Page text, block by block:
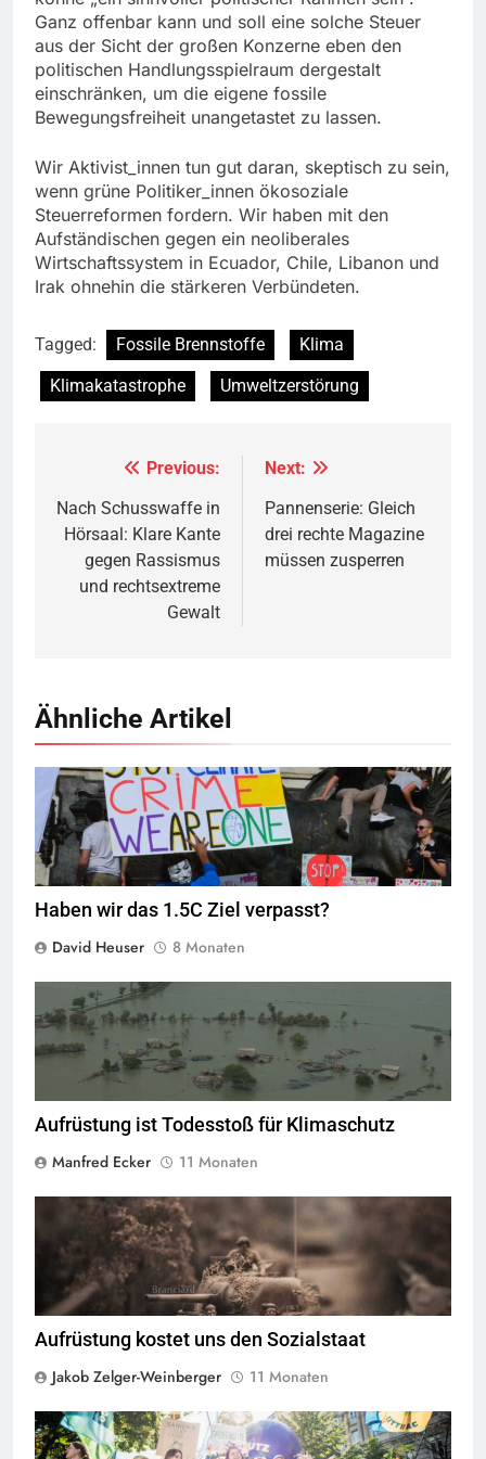
Ganz offenbar kann und soll eine solche Steuer
aus der Sicht der großen Konzerne eben den
politischen Handlungsspielraum dergestalt
einschränken, um die eigene fossile
Bewegungsfreiheit unangetastet zu lassen.
Wir Aktivist_innen tun gut daran, skeptisch zu sein,
wenn grüne Politiker_innen ökosoziale
Steuerreformen fordern. Wir haben mit den
Aufständischen gegen ein neoliberales
Wirtschaftssystem in Ecuador, Chile, Libanon und
Irak ohnehin die stärkeren Verbündeten.
Tagged: Fossile Brennstoffe
Klima
Klimakatastrophe
Umweltzerstörung
Beitragsnavigation
Previous:
Nach Schusswaffe in
Hörsaal: Klare Kante
gegen Rassismus
und rechtsextreme
Gewalt
Next:
Pannenserie: Gleich
drei rechte Magazine
müssen zusperren
Ähnliche Artikel
Quelle CC-BY-SA-2.0
Haben wir das 1.5C Ziel verpasst?
David Heuser
8 Monaten
Aufrüstung ist Todesstoß für Klimaschutz
Manfred Ecker
11 Monaten
"World War Tank" by Reuns, CC-BY-SA-2.0
Aufrüstung kostet uns den Sozialstaat
Jakob Zelger-Weinberger
11 Monaten
"Klimastreik 23.09.2022" by Global2000,Quelle©CC-BY-2.0